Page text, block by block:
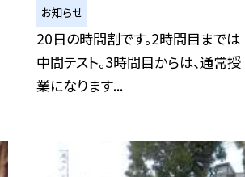
お知らせ
20日の時間割です。2時間目までは
中間テスト。3時間目からは、通常授
業になります...